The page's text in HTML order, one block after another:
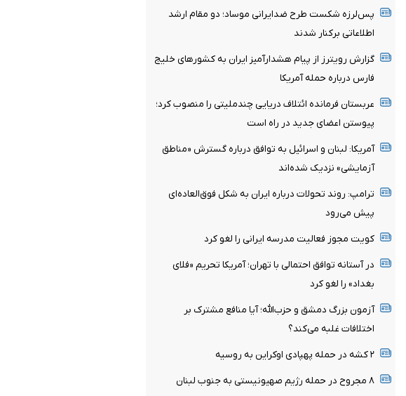
پس‌لرزه شکست طرح ضدایرانی موساد؛ دو مقام ارشد
اطلاعاتی برکنار شدند
گزارش رویترز از پیام هشدارآمیز ایران به کشورهای خلیج
فارس درباره حمله آمریکا
عربستان فرمانده ائتلاف دریایی چندملیتی را منصوب کرد؛
پیوستن اعضای جدید در راه است
آمریکا: لبنان و اسرائیل به توافق درباره گسترش «مناطق
آزمایشی» نزدیک شده‌اند
ترامپ: روند تحولات درباره ایران به شکل فوق‌العاده‌ای
پیش می‌رود
کویت مجوز فعالیت مدرسه ایرانی را لغو کرد
در آستانه توافق احتمالی با تهران؛ آمریکا تحریم «فلای
بغداد» را لغو کرد
آزمون بزرگ دمشق و حزب‌الله؛ آیا منافع مشترک بر
اختلافات غلبه می‌کند؟
۲ کشه در حمله پهپادی اوکراین به روسیه
۸ مجروح در حمله رژیم صهیونیستی به جنوب لبنان